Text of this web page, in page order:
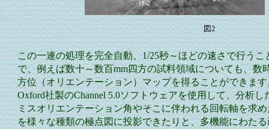
図2
この一連の処理を完全自動、1/25秒～ほどの速さで行うこ
で、例えば数十～数百mm四方の試料領域についても、数
方位（オリエンテーション）マップを得ることができま
Oxford社製のChannel 5.0ソフトウェアを使用して、分析し
ミスオリエンテーション角やそこに伴われる回転軸を求
を様々な種類の極点図に投影できたりと、多機能にわた